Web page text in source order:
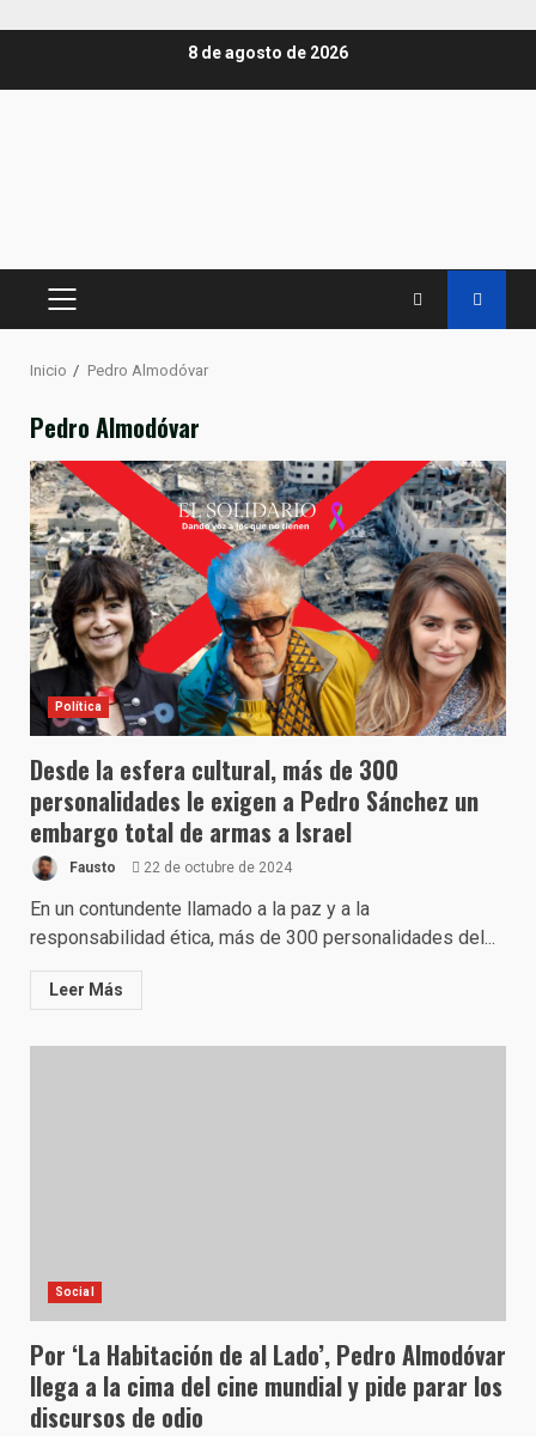
8 de agosto de 2026
MENÚ
Inicio Pedro Almodóvar
Pedro Almodóvar
Política
Desde la esfera cultural, más de 300
personalidades le exigen a Pedro Sánchez un
embargo total de armas a Israel
Fausto 22 de octubre de 2024
En un contundente llamado a la paz y a la
responsabilidad ética, más de 300 personalidades del...
Leer Más
Social
Por ‘La Habitación de al Lado’, Pedro Almodóvar
llega a la cima del cine mundial y pide parar los
discursos de odio